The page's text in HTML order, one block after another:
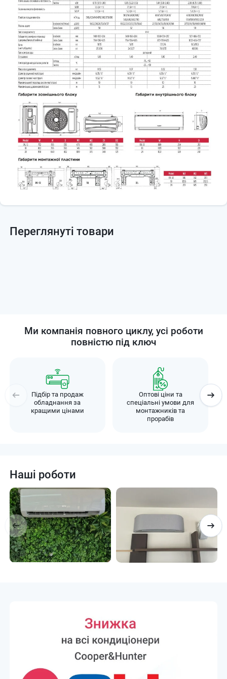
Переглянуті товари
Ми компанія повного циклу, усі роботи
повністю під ключ
Підбір та продаж
обладнання за
кращими цінами
Оптові ціни та
спеціальні умови для
монтажників та
прорабів
Наші роботи